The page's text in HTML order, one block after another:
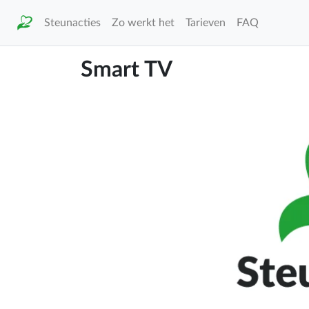
Steunacties Zo werkt het Tarieven FAQ
Smart TV